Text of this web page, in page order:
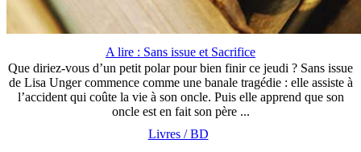
A lire : Sans issue et Sacrifice
Que diriez-vous d’un petit polar pour bien finir ce jeudi ? Sans issue
de Lisa Unger commence comme une banale tragédie : elle assiste à
l’accident qui coûte la vie à son oncle. Puis elle apprend que son
oncle est en fait son père ...
Livres / BD